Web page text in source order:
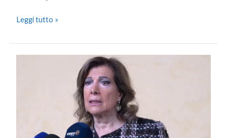
Leggi tutto »
valutazione